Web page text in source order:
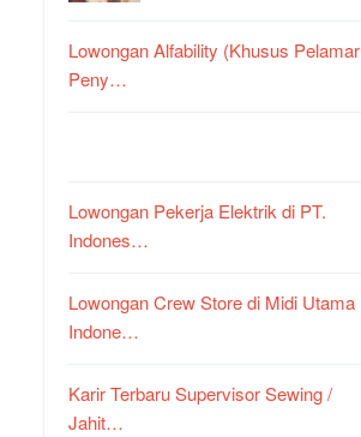
Lowongan Alfability (Khusus Pelamar
Peny…
Lowongan Pekerja Elektrik di PT.
Indones…
Lowongan Crew Store di Midi Utama
Indone…
Karir Terbaru Supervisor Sewing /
Jahit…